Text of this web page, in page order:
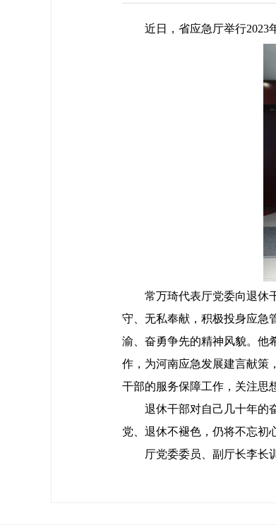
近日，省应急厅举行2023年
常万琦代表厅党委向退休干
守、无私奉献，积极投身应急
渝、奋勇争先的精神风貌。他
作，为河南应急发展建言献策
干部的服务保障工作，关注思
退休干部对自己几十年的奋
党、退休不褪色，仍将不忘初
厅党委委员、副厅长李长训